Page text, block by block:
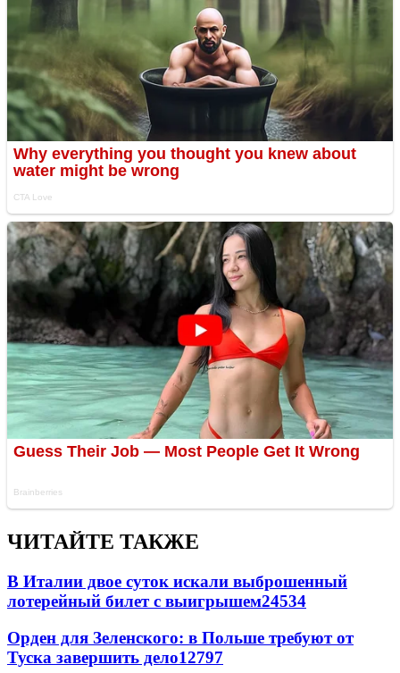
ЧИТАЙТЕ ТАКЖЕ
В Италии двое суток искали выброшенный
лотерейный билет с выигрышем24534
Орден для Зеленского: в Польше требуют от
Туска завершить дело12797